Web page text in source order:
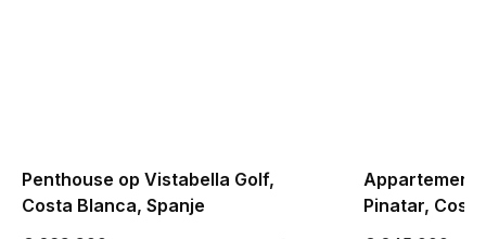
Penthouse op Vistabella Golf,
Costa Blanca, Spanje
Appartement
Pinatar,